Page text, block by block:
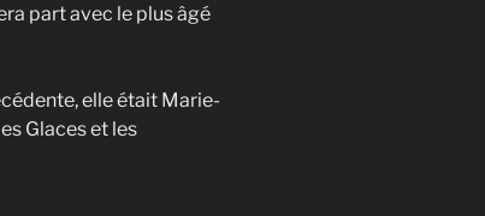
part avec le plus âgé
elle était Marie-
Glaces et les